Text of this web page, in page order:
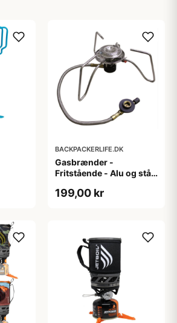
BACKPACKERLIFE.DK
Gasbrænder -
Fritstående - Alu og stål
199,00 kr